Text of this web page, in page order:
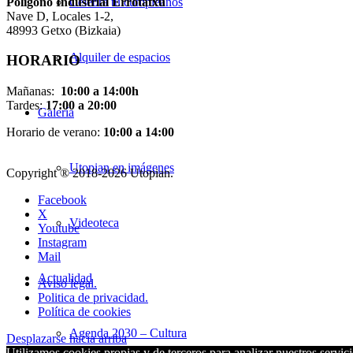
Alquiler de espacios
Galería
Utopian en imágenes
Videoteca
Actualidad
Agenda 2030 – Cultura
Nave D, Locales 1-2,
48993 Getxo (Bizkaia)
HORARIO
Mañanas: 10:00 a 14:00h
Tardes:17:00 a 20:00
Horario de verano: 10:00 a 14:00
Copyright ® 2018-2026 Utopian.
Facebook
X
Youtube
Instagram
Mail
Aviso legal.
Politica de privacidad.
Política de cookies
Desplazarse hacia arriba